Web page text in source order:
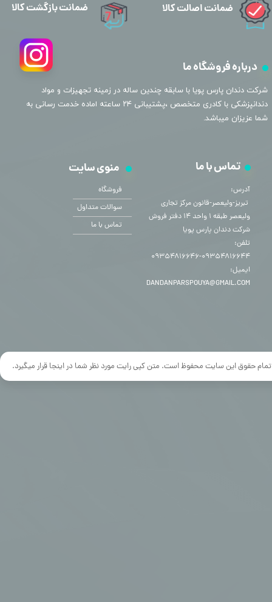
تمام حقوق این سایت محفوظ است. متن کپی رایت مورد نظر شما در اینجا قرار میگیرد.
درباره فروشگاه ما
​شرکت دندان پارس پویا با سابقه چندین ساله در زمینه تجهیزات و مواد
دندانپزشکی با کادری متخصص ،پشتیبانی ۲۴ ساعته اماده خدمت رسانی به
شما عزیزان میباشد.
منوی سایت
فروشگاه
سوالات متداول
تماس با ما
تماس با ما
آدرس:
​​​​​​​ تبریز-ولیعصر-قانون مرکز تجاری
ولیعصر طبقه ۱ واحد ۱۴ دفتر فروش
شرکت دندان پارس پویا
تلفن:
۰۹۳۵۴۸۱۶۶۴۴-۰۹۳۵۴۸۱۶۶۴۶
ایمیل:
DANDANPARSPOUYA@GMAIL.COM
ضمانت اصالت کالا ضمانت بازگشت کالا